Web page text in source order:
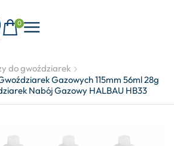
0
do gwoździarek
Gazowych 115mm 56ml 28g
Nabój Gazowy HALBAU HB33